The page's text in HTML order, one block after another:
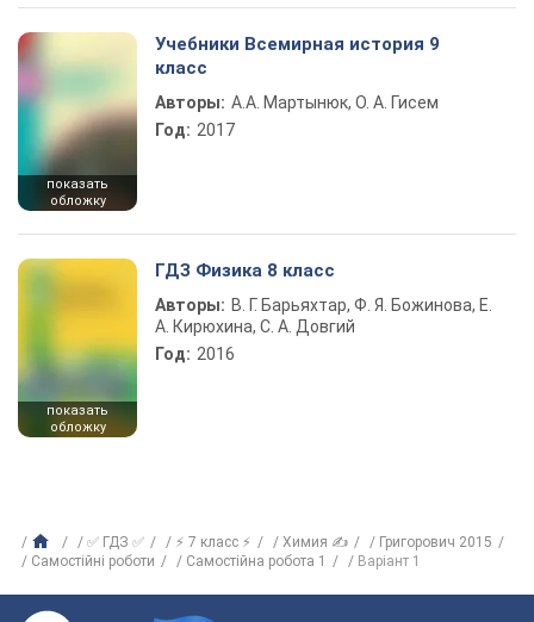
показать
обложку
Учебники Всемирная история 9
класс
Авторы: А.А. Мартынюк, О. А. Гисем
Год: 2017
показать
обложку
ГДЗ Физика 8 класс
Авторы: В. Г. Барьяхтар, Ф. Я. Божинова, Е.
А. Кирюхина, С. А. Довгий
Год: 2016
✅ ГДЗ ✅ ⚡ 7 класс ⚡ Химия ✍
Григорович 2015
Самостійні роботи
Самостійна робота 1 Варіант 1